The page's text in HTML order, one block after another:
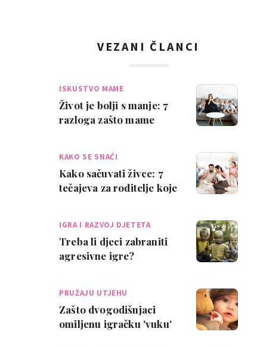
VEZANI ČLANCI
ISKUSTVO MAME
Život je bolji s manje: 7
razloga zašto mame
KAKO SE SNAĆI
Kako sačuvati živce: 7
tečajeva za roditelje koje
IGRA I RAZVOJ DJETETA
Treba li djeci zabraniti
agresivne igre?
PRUŽAJU UTJEHU
Zašto dvogodišnjaci
omiljenu igračku 'vuku'